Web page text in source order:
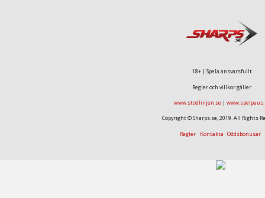
18+ | Spela ansvarsfullt
Regler och villkor gäller
www.stodlinjen.se |
Copyright © Sharps.se, 2019. All Rights
Regler Kontakta Oddsbonusar